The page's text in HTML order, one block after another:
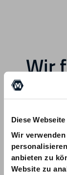
Diese
Wir
anbieten zu
Website zu
Wir